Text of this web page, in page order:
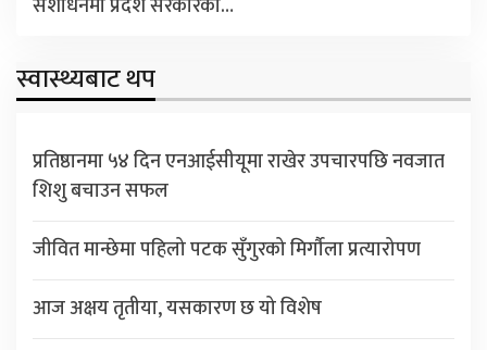
संशोधनमा प्रदेश सरकारको…
स्वास्थ्यबाट थप
प्रतिष्ठानमा ५४ दिन एनआईसीयूमा राखेर उपचारपछि नवजात
शिशु बचाउन सफल
जीवित मान्छेमा पहिलो पटक सुँगुरको मिर्गौला प्रत्यारोपण
आज अक्षय तृतीया, यसकारण छ यो विशेष